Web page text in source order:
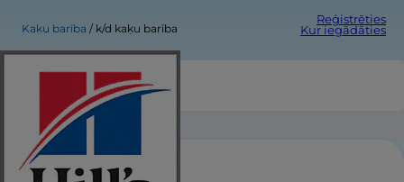
Reģistrēties
Kur iegādāties
Kaķu barība k/d kaķu barība
k/d kaķu barība